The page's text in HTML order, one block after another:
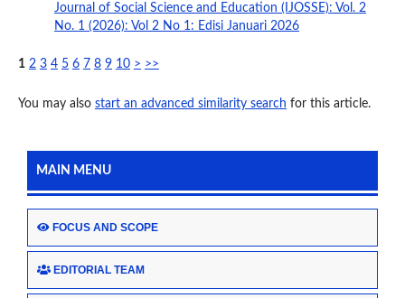
Journal of Social Science and Education (IJOSSE): Vol. 2
No. 1 (2026): Vol 2 No 1: Edisi Januari 2026
1 2 3 4 5 6 7 8 9 10 > >>
You may also start an advanced similarity search for this article.
MAIN MENU
FOCUS AND SCOPE
EDITORIAL TEAM